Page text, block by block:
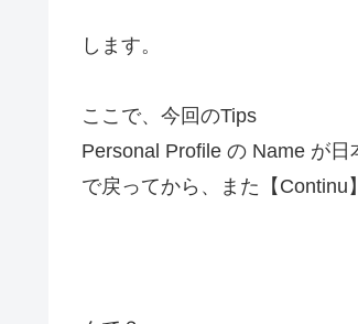
します。
ここで、今回のTips
Personal Profile の Name が
で戻ってから、また【Continu